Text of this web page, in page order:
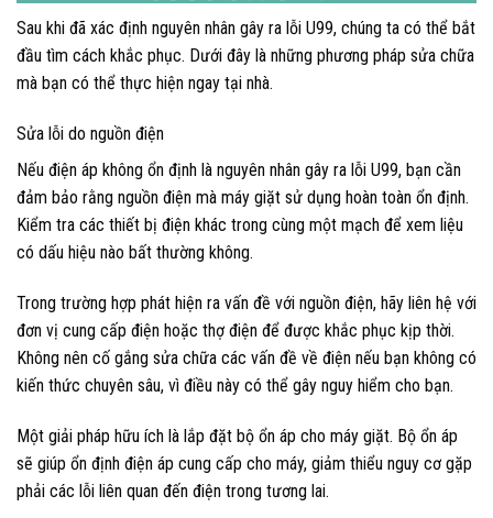
Sau khi đã xác định nguyên nhân gây ra lỗi U99, chúng ta có thể bắt
đầu tìm cách khắc phục. Dưới đây là những phương pháp sửa chữa
mà bạn có thể thực hiện ngay tại nhà.
Sửa lỗi do nguồn điện
Nếu điện áp không ổn định là nguyên nhân gây ra lỗi U99, bạn cần
đảm bảo rằng nguồn điện mà máy giặt sử dụng hoàn toàn ổn định.
Kiểm tra các thiết bị điện khác trong cùng một mạch để xem liệu
có dấu hiệu nào bất thường không.
Trong trường hợp phát hiện ra vấn đề với nguồn điện, hãy liên hệ với
đơn vị cung cấp điện hoặc thợ điện để được khắc phục kịp thời.
Không nên cố gắng sửa chữa các vấn đề về điện nếu bạn không có
kiến thức chuyên sâu, vì điều này có thể gây nguy hiểm cho bạn.
Một giải pháp hữu ích là lắp đặt bộ ổn áp cho máy giặt. Bộ ổn áp
sẽ giúp ổn định điện áp cung cấp cho máy, giảm thiểu nguy cơ gặp
phải các lỗi liên quan đến điện trong tương lai.